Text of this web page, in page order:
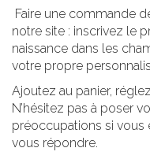
Faire une commande
notre site : inscrivez le
naissance dans les
votre propre
Ajoutez au panier,
N’hésitez pas à poser
préoccupations si vous
vous répondre.